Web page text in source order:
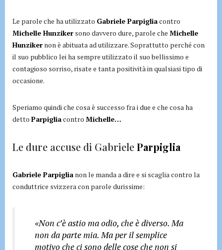
Le parole che ha utilizzato Gabriele Parpigliacontro
Michelle Hunziker sono davvero dure, parole che Michelle
Hunziker non è abituata ad utilizzare. Soprattutto perché con
il suo pubblico lei ha sempre utilizzato il suo bellissimo e
contagioso sorriso, risate e tanta positività in qualsiasi tipo di
occasione.
Speriamo quindi che cosa è successo fra i due e che cosa ha
detto Parpigliacontro Michelle…
Le dure accuse di GabrieleParpiglia
Gabriele Parpiglia non le manda a dire e si scaglia contro la
conduttrice svizzera con parole durissime:
«Non c’è astio ma odio, che è diverso. Ma
non da parte mia. Ma per il semplice
motivo che ci sono delle cose che non si